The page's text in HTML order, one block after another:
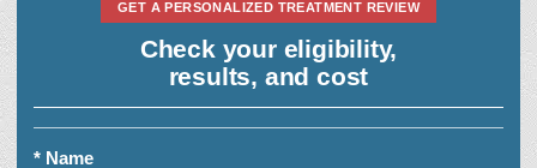
GET A PERSONALIZED TREATMENT REVIEW
Check your eligibility,
results, and cost
* Name